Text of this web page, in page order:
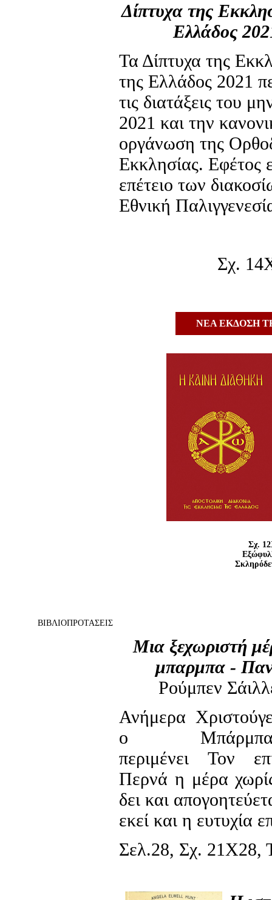
Δίπτυχα της
Ελλάδος
Τα Δίπτυχα της
της Ελλάδος 2021
τις διατάξεις του
2021 και την
οργάνωση της
Εκκλησίας. Εφέτος
επέτειο των
Εθνική
Σχ.
ΝΕΑ ΕΚΔΟΣΗ
Σχ.
ΒΙΒΛΙΟΠΡΟΤΑΣΕΙΣ
Μια ξεχωριστή
μπαρμπα -
Ρούμπεν
Ανήμερα
ο Μπάρμπα-
περιμένει Τον
Περνά η μέρα
δει και
εκεί και η ευτυχία
Σελ.28, Σχ. 21Χ28,